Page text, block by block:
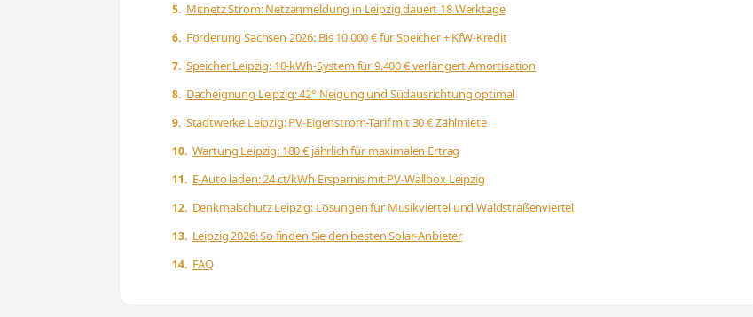
Mitnetz Strom: Netzanmeldung in Leipzig dauert 18 Werktage
Förderung Sachsen 2026: Bis 10.000 € für Speicher + KfW-Kredit
Speicher Leipzig: 10-kWh-System für 9.400 € verlängert Amortisation
Dacheignung Leipzig: 42° Neigung und Südausrichtung optimal
Stadtwerke Leipzig: PV-Eigenstrom-Tarif mit 30 € Zählmiete
Wartung Leipzig: 180 € jährlich für maximalen Ertrag
E-Auto laden: 24 ct/kWh Ersparnis mit PV-Wallbox Leipzig
Denkmalschutz Leipzig: Lösungen für Musikviertel und Waldstraßenviertel
Leipzig 2026: So finden Sie den besten Solar-Anbieter
FAQ